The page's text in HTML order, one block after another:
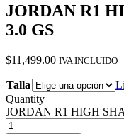
JORDAN R1
3.0 GS
$11,499.00 IVA INCLUIDO
Talla
Quantity
JORDAN R1 HIGH